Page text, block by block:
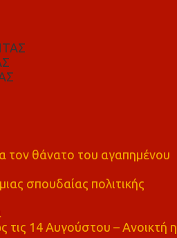
τον θάνατο του αγαπημένου
σπουδαίας πολιτικής
14 Αυγούστου – Ανοικτή η